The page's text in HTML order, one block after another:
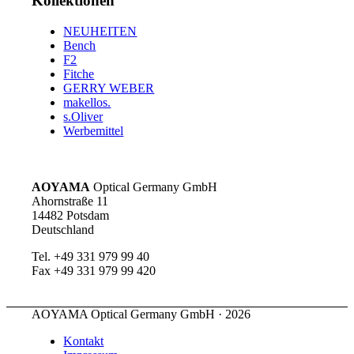
NEUHEITEN
Bench
F2
Fitche
GERRY WEBER
makellos.
s.Oliver
Werbemittel
AOYAMA Optical Germany GmbH
Ahornstraße 11
14482 Potsdam
Deutschland
Tel. +49 331 979 99 40
Fax +49 331 979 99 420
AOYAMA Optical Germany GmbH · 2026
Kontakt